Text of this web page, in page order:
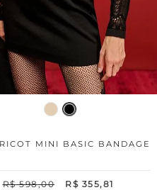
MINI BASIC BANDAGE
R$ 598,00 R$ 355,81